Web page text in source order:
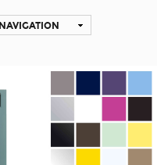
NAVIGATION